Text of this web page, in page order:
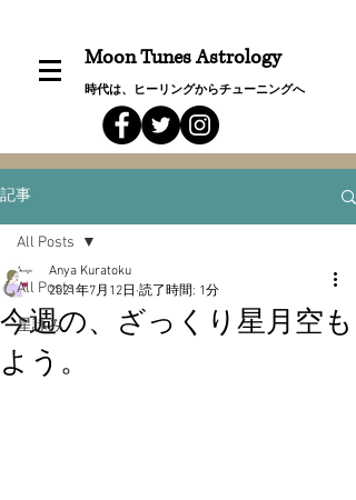
Moon Tunes Astrology
時代は、ヒーリングからチューニングへ
記事
All Posts
星詠み
All Posts
今週の、ざっくり星月空も
よう。
Anya Kuratoku
2021年7月12日 読了時間: 1分